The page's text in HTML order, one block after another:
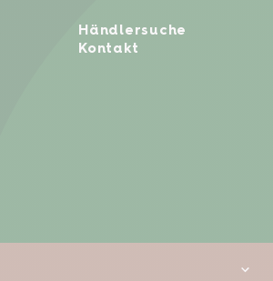
Händlersuche
Kontakt